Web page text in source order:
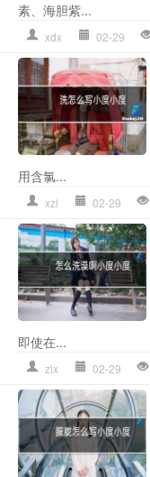
素、海胆紫...
xdx 02-29
用含氯...
xzl 02-29
即使在...
zlx 02-29